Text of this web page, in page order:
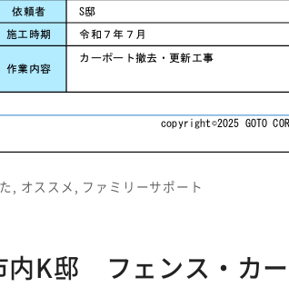
オススメ ファミリーサポート
内K邸 フェンス・カ